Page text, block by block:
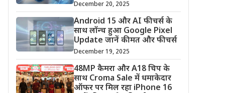
December 20, 2025
Android 15 और AI फीचर्स के
साथ लॉन्च हुआ Google Pixel
Update जानें कीमत और फीचर्स
December 19, 2025
48MP कैमरा और A18 चिप के
साथ Croma Sale में धमाकेदार
ऑफर पर मिल रहा iPhone 16